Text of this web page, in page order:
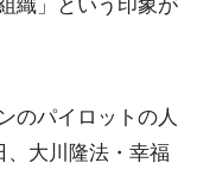
のパイロットの人
、大川隆法・幸福